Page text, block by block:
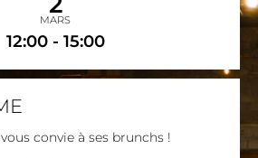
MARS
12:00 - 15:00
convie à ses brunchs !